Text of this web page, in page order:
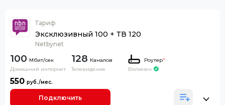
Тариф
Эксклюзивный 100 + ТВ 120
Netbynet
100
Домашний интернет
128 Каналов
Телевидение
Роутер*
Включен
550
Подключить